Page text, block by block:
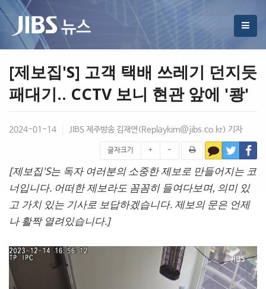
[제보집'S] 고객 택배 쓰레기 던지듯
패대기.. CCTV 보니 현관 앞에 '쾅'
2024-01-14 JIBS 제주방송 김재연(Replaykim@jibs.co.kr) 기자
글자크기 + -
[제보집'S는 독자 여러분의 소중한 제보로 만들어지는 코
너입니다. 어떠한 제보라도 꼼꼼히 들여다보며, 의미 있
고 가치 있는 기사로 보답하겠습니다. 제보의 문은 언제
나 활짝 열려있습니다.]